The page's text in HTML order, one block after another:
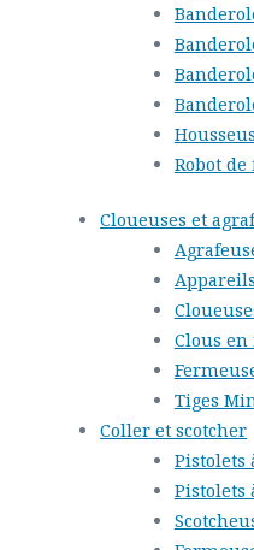
Robot
Cloueuses et
Clous
Tiges
Coller et scotcher
Pistolets
Pistolets